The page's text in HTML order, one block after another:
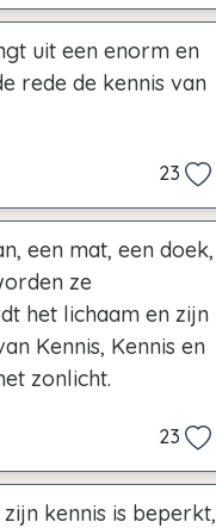
uit een enorm en
rede de kennis van
23
een mat, een doek,
ze
het lichaam en zijn
Kennis, Kennis en
zonlicht.
23
kennis is beperkt,